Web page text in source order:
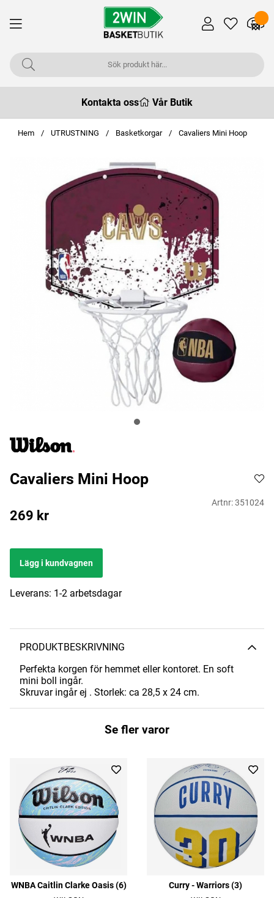
Kontakta oss Vår Butik
Hem UTRUSTNING Basketkorgar Cavaliers Mini Hoop
Cavaliers Mini Hoop
Artnr:351024
269 kr
Lägg i kundvagnen
Leverans: 1-2 arbetsdagar
PRODUKTBESKRIVNING
Perfekta korgen för hemmet eller kontoret. En soft
mini boll ingår.
Skruvar ingår ej . Storlek: ca 28,5 x 24 cm.
Se fler varor
WNBA Caitlin Clarke Oasis (6) Curry - Warriors (3)